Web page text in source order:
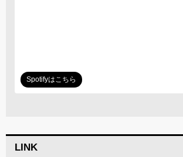
Spotifyはこちら
LINK